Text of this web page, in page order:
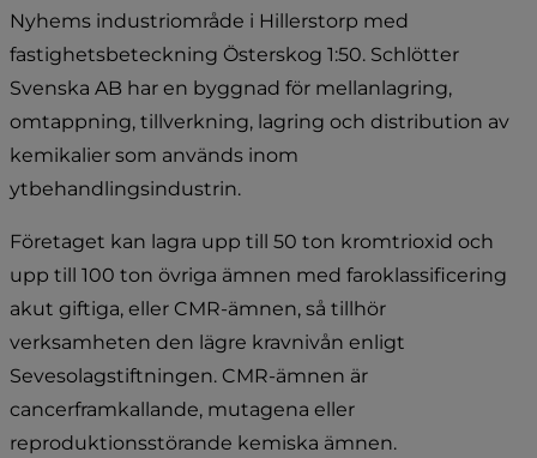
Nyhems industriområde i Hillerstorp med
fastighetsbeteckning Österskog 1:50. Schlötter
Svenska AB har en byggnad för mellanlagring,
omtappning, tillverkning, lagring och distribution av
kemikalier som används inom
ytbehandlingsindustrin.
Företaget kan lagra upp till 50 ton kromtrioxid och
upp till 100 ton övriga ämnen med faroklassificering
akut giftiga, eller CMR-ämnen, så tillhör
verksamheten den lägre kravnivån enligt
Sevesolagstiftningen. CMR-ämnen är
cancerframkallande, mutagena eller
reproduktionsstörande kemiska ämnen.